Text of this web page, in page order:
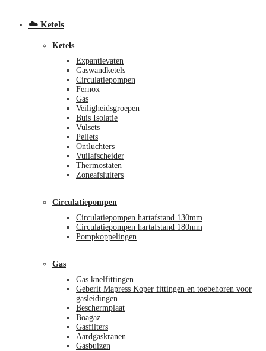
☁️ Ketels
Ketels
Expantievaten
Gaswandketels
Circulatiepompen
Fernox
Gas
Veiligheidsgroepen
Buis Isolatie
Vulsets
Pellets
Ontluchters
Vuilafscheider
Thermostaten
Zoneafsluiters
Circulatiepompen
Circulatiepompen hartafstand 130mm
Circulatiepompen hartafstand 180mm
Pompkoppelingen
Gas
Gas knelfittingen
Geberit Mapress Koper fittingen en toebehoren voor
gasleidingen
Beschermplaat
Boagaz
Gasfilters
Aardgaskranen
Gasbuizen